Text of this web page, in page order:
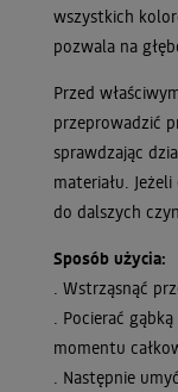
wszystkich
pozwala na
Przed
przeprowadzić
sprawdzając
materiału.
do dalszych
Sposób użycia:
. Wstrząsnąć
. Pocierać
momentu
. Następnie